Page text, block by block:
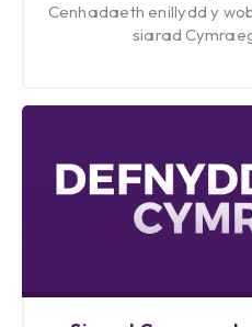
Cenhadaeth enillydd y
siarad